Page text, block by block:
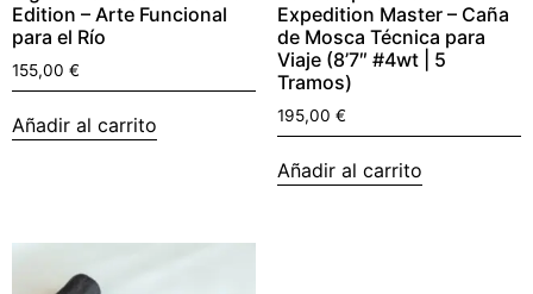
Edition – Arte Funcional
para el Río
155,00 €
Añadir al carrito
Expedition Master – Caña
de Mosca Técnica para
Viaje (8’7″ #4wt | 5
Tramos)
195,00 €
Añadir al carrito